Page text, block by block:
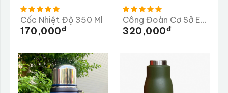
Cốc Nhiệt Độ 350 Ml
170,000Đ
Công Đoàn Cơ Sở ELITE Long Thành
320,000Đ